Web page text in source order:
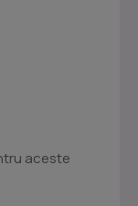
aceste